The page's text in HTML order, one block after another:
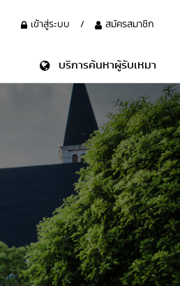
เข้าสู่ระบบ / สมัครสมาชิก
บริการค้นหาผู้รับเหมา